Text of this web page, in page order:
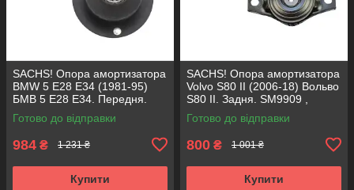
SACHS! Опора амортизатора
BMW 5 E28 E34 (1981-95)
БМВ 5 Е28 Е34. Передня.
SM1000 , 803151 , KB650.00 ,
VKDC35801
Готово до відправки
984 ₴ 1 231 ₴
Купити
SACHS! Опора амортизатора
Volvo S80 II (2006-18) Вольво
S80 II. Задня. SM9909 ,
802416 , KB952.10 ,
VKDA40436
Готово до відправки
800 ₴ 1 001 ₴
Купити